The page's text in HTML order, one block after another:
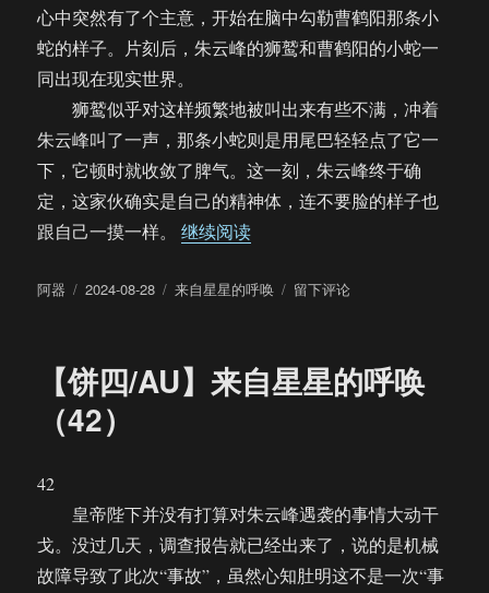
心中突然有了个主意，开始在脑中勾勒曹鹤阳那条小
蛇的样子。片刻后，朱云峰的狮鹫和曹鹤阳的小蛇一
同出现在现实世界。
狮鹫似乎对这样频繁地被叫出来有些不满，冲着
朱云峰叫了一声，那条小蛇则是用尾巴轻轻点了它一
下，它顿时就收敛了脾气。这一刻，朱云峰终于确
定，这家伙确实是自己的精神体，连不要脸的样子也
跟自己一摸一样。继续阅读“【饼四/AU】来自星星的呼唤
作
阿器
发
2024-08-28
分
来自星星的呼唤
于
自
（43）
留下评论
【饼四/AU】来自星星的呼唤
（42）
42
皇帝陛下并没有打算对朱云峰遇袭的事情大动干
戈。没过几天，调查报告就已经出来了，说的是机械
故障导致了此次“事故”，虽然心知肚明这不是一次“事